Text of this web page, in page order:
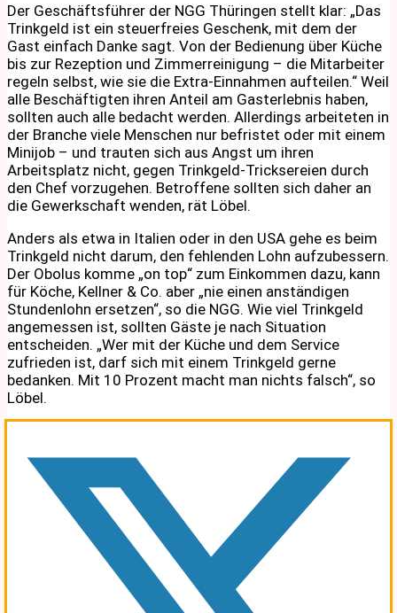
Der Geschäftsführer der NGG Thüringen stellt klar: „Das
Trinkgeld ist ein steuerfreies Geschenk, mit dem der
Gast einfach Danke sagt. Von der Bedienung über Küche
bis zur Rezeption und Zimmerreinigung – die Mitarbeiter
regeln selbst, wie sie die Extra-Einnahmen aufteilen.“ Weil
alle Beschäftigten ihren Anteil am Gasterlebnis haben,
sollten auch alle bedacht werden. Allerdings arbeiteten in
der Branche viele Menschen nur befristet oder mit einem
Minijob – und trauten sich aus Angst um ihren
Arbeitsplatz nicht, gegen Trinkgeld-Tricksereien durch
den Chef vorzugehen. Betroffene sollten sich daher an
die Gewerkschaft wenden, rät Löbel.
Anders als etwa in Italien oder in den USA gehe es beim
Trinkgeld nicht darum, den fehlenden Lohn aufzubessern.
Der Obolus komme „on top“ zum Einkommen dazu, kann
für Köche, Kellner & Co. aber „nie einen anständigen
Stundenlohn ersetzen“, so die NGG. Wie viel Trinkgeld
angemessen ist, sollten Gäste je nach Situation
entscheiden. „Wer mit der Küche und dem Service
zufrieden ist, darf sich mit einem Trinkgeld gerne
bedanken. Mit 10 Prozent macht man nichts falsch“, so
Löbel.